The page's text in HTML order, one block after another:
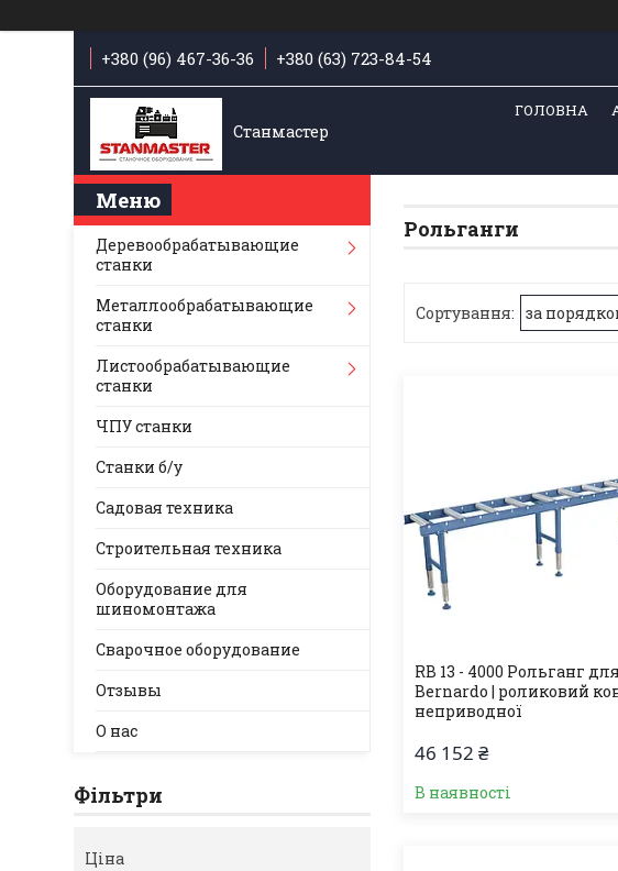
+380 (96) 467-36-36 +380 (63) 723-84-54
Станмастер
ГОЛОВНА
Рольганги
RB 13 - 4000 Рольганг
Bernardo | роликовий
неприводної
46 152 ₴
В наявності
Деревообрабатывающие
станки
Металлообрабатывающие
станки
Листообрабатывающие
станки
ЧПУ станки
Станки б/у
Садовая техника
Строительная техника
Оборудование для
шиномонтажа
Сварочное оборудование
Отзывы
О нас
Фільтри
Ціна